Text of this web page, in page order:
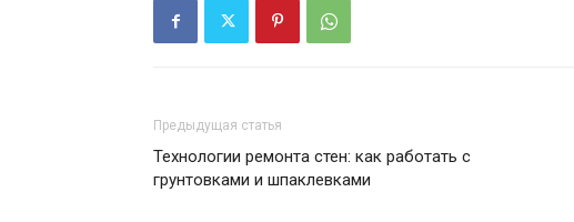
Предыдущая статья
Технологии ремонта стен: как работать с
грунтовками и шпаклевками